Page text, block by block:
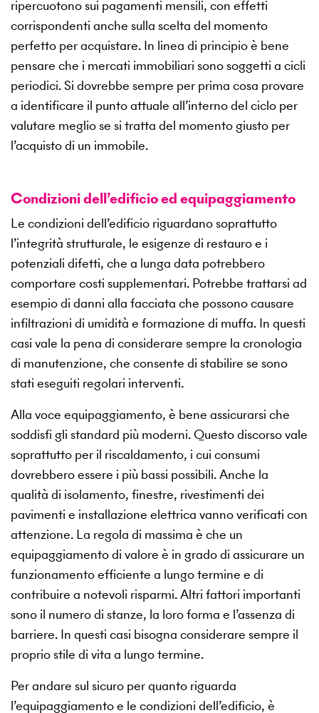
ripercuotono sui pagamenti mensili, con effetti
corrispondenti anche sulla scelta del momento
perfetto per acquistare. In linea di principio è bene
pensare che i mercati immobiliari sono soggetti a cicli
periodici. Si dovrebbe sempre per prima cosa provare
a identificare il punto attuale all’interno del ciclo per
valutare meglio se si tratta del momento giusto per
l’acquisto di un immobile.
Condizioni dell’edificio ed equipaggiamento
Le condizioni dell’edificio riguardano soprattutto
l’integrità strutturale, le esigenze di restauro e i
potenziali difetti, che a lunga data potrebbero
comportare costi supplementari. Potrebbe trattarsi ad
esempio di danni alla facciata che possono causare
infiltrazioni di umidità e formazione di muffa. In questi
casi vale la pena di considerare sempre la cronologia
di manutenzione, che consente di stabilire se sono
stati eseguiti regolari interventi.
Alla voce equipaggiamento, è bene assicurarsi che
soddisfi gli standard più moderni. Questo discorso vale
soprattutto per il riscaldamento, i cui consumi
dovrebbero essere i più bassi possibili. Anche la
qualità di isolamento, finestre, rivestimenti dei
pavimenti e installazione elettrica vanno verificati con
attenzione. La regola di massima è che un
equipaggiamento di valore è in grado di assicurare un
funzionamento efficiente a lungo termine e di
contribuire a notevoli risparmi. Altri fattori importanti
sono il numero di stanze, la loro forma e l’assenza di
barriere. In questi casi bisogna considerare sempre il
proprio stile di vita a lungo termine.
Per andare sul sicuro per quanto riguarda
l’equipaggiamento e le condizioni dell’edificio, è